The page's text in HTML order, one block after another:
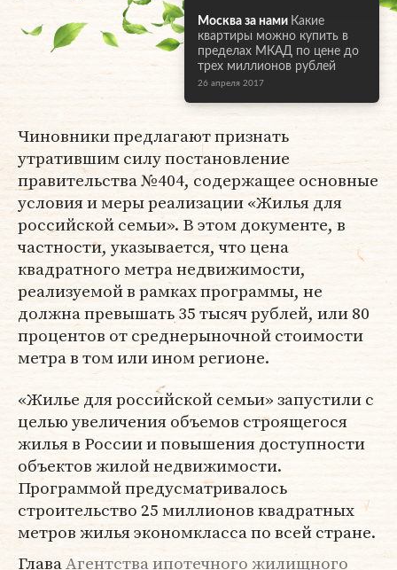
Москва за нами Какие
квартиры можно купить в
пределах МКАД по цене до
трех миллионов рублей
26 апреля 2017
Чиновники предлагают признать
утратившим силу постановление
правительства №404, содержащее основные
условия и меры реализации «Жилья для
российской семьи». В этом документе, в
частности, указывается, что цена
квадратного метра недвижимости,
реализуемой в рамках программы, не
должна превышать 35 тысяч рублей, или 80
процентов от среднерыночной стоимости
метра в том или ином регионе.
«Жилье для российской семьи» запустили с
целью увеличения объемов строящегося
жилья в России и повышения доступности
объектов жилой недвижимости.
Программой предусматривалось
строительство 25 миллионов квадратных
метров жилья экономкласса по всей стране.
ГлаваАгентства ипотечного жилищного